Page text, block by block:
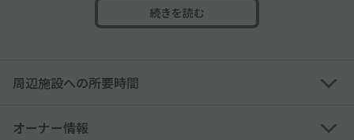
───────────────
◇予約された方ご本人・記入した車種、ナンバーでお越しくださ
続きを読む
周辺施設への所要時間
オーナー情報